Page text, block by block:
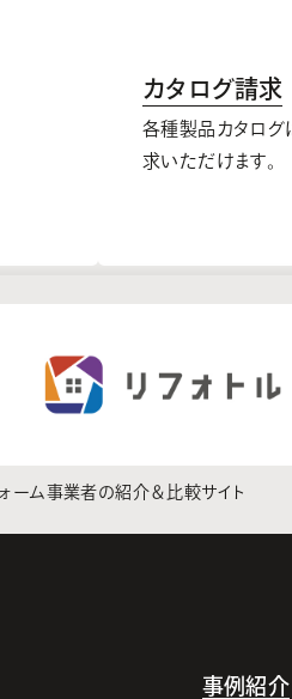
カタログ請求
各種製品カタログ
求いただけます。
ォーム事業者の紹介＆比較サイト
事例紹介